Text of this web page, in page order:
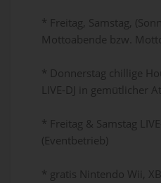
* Freitag, Samstag,
Mottoabende bzw.
* Donnerstag chillige
LIVE-DJ in gemütlicher
* Freitag & Samstag
(Eventbetrieb)
* gratis Nintendo Wii,